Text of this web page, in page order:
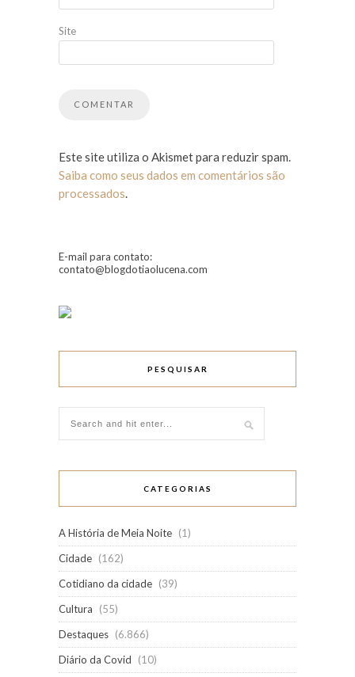
Site
Este site utiliza o Akismet para reduzir spam.
Saiba como seus dados em comentários são
processados.
E-mail para contato:
contato@blogdotiaolucena.com
PESQUISAR
CATEGORIAS
A História de Meia Noite (1)
Cidade (162)
Cotidiano da cidade (39)
Cultura
(55)
Destaques (6.866)
Diário da Covid
(10)